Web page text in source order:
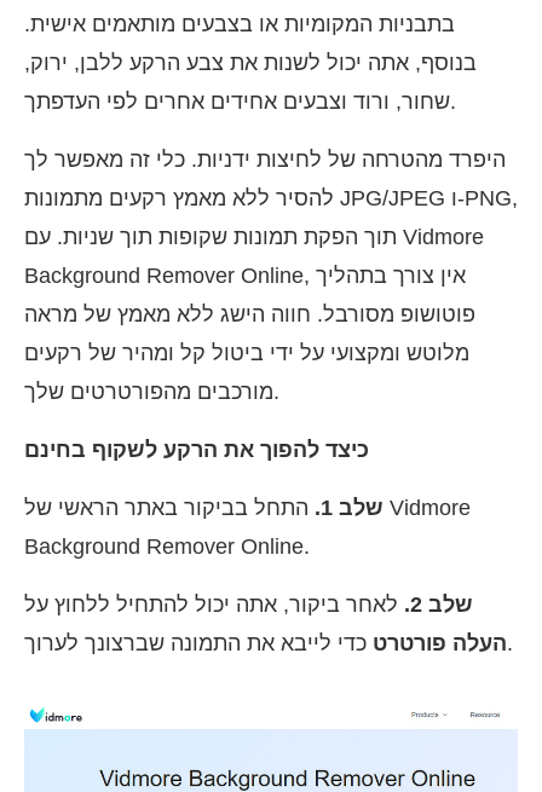
בתבניות המקומיות או בצבעים מותאמים אישית.
בנוסף, אתה יכול לשנות את צבע הרקע ללבן, ירוק,
שחור, ורוד וצבעים אחידים אחרים לפי העדפתך.
היפרד מהטרחה של לחיצות ידניות. כלי זה מאפשר לך
להסיר ללא מאמץ רקעים מתמונות JPG/JPEG ו-PNG,
תוך הפקת תמונות שקופות תוך שניות. עם Vidmore
Background Remover Online, אין צורך בתהליך
פוטושופ מסורבל. חווה הישג ללא מאמץ של מראה
מלוטש ומקצועי על ידי ביטול קל ומהיר של רקעים
מורכבים מהפורטרטים שלך.
כיצד להפוך את הרקע לשקוף בחינם
שלב 1.
התחל בביקור באתר הראשי של Vidmore
Background Remover Online.
שלב 2.
לאחר ביקור, אתה יכול להתחיל ללחוץ על
העלה פורטרטכדי לייבא את התמונה שברצונך לערוך.